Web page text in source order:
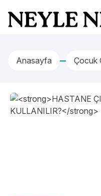
Neyle Ne Giyilir
Anasayfa Çocuk